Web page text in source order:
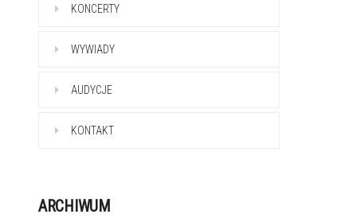
KONCERTY
WYWIADY
AUDYCJE
KONTAKT
ARCHIWUM